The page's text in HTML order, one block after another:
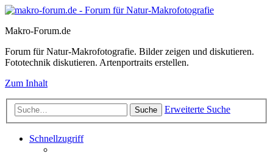
Makro-Forum.de
Forum für Natur-Makrofotografie. Bilder zeigen und diskutieren.
Fototechnik diskutieren. Artenportraits erstellen.
Zum Inhalt
Suche Erweiterte Suche
Schnellzugriff